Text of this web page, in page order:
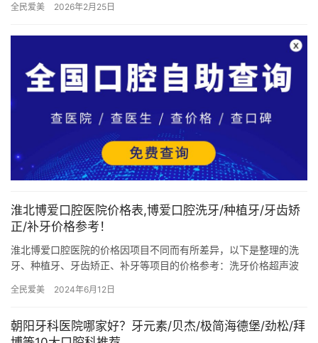
全民爱美 2026年2月25日
淮北博爱口腔医院价格表,博爱口腔洗牙/种植牙/牙齿矫
正/补牙价格参考！
淮北博爱口腔医院的价格因项目不同而有所差异，以下是整理的洗
牙、种植牙、牙齿矫正、补牙等项目的价格参考：洗牙价格超声波
能…
全民爱美 2024年6月12日
朝阳牙科医院哪家好？牙元素/贝杰/极简海德堡/劲松/拜